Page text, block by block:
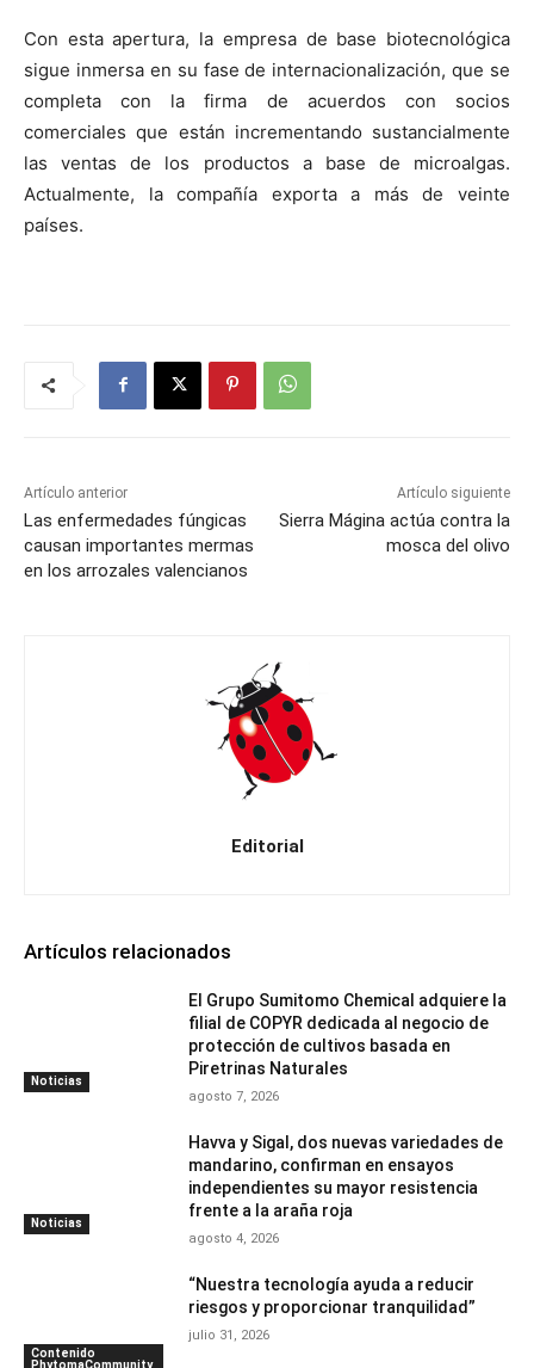
Con esta apertura, la empresa de base biotecnológica
sigue inmersa en su fase de internacionalización, que se
completa con la firma de acuerdos con socios
comerciales que están incrementando sustancialmente
las ventas de los productos a base de microalgas.
Actualmente, la compañía exporta a más de veinte
países.
Artículo anterior
Las enfermedades fúngicas
causan importantes mermas
en los arrozales valencianos
Artículo siguiente
Sierra Mágina actúa contra la
mosca del olivo
Editorial
Artículos relacionados
Noticias
El Grupo Sumitomo Chemical adquiere la
filial de COPYR dedicada al negocio de
protección de cultivos basada en
Piretrinas Naturales
agosto 7, 2026
Noticias
Havva y Sigal, dos nuevas variedades de
mandarino, confirman en ensayos
independientes su mayor resistencia
frente a la araña roja
agosto 4, 2026
Contenido
PhytomaCommunity
“Nuestra tecnología ayuda a reducir
riesgos y proporcionar tranquilidad”
julio 31, 2026